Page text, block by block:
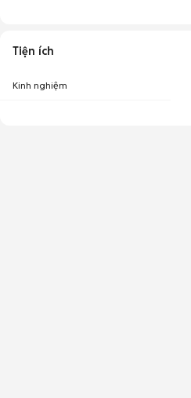
Tiện ích
Kinh nghiệm